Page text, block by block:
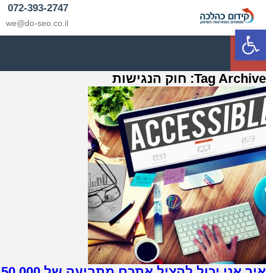
פתח סרגל נגישות
072-393-2747
we@do-seo.co.il
p
Tag Archive: חוק הנגישות